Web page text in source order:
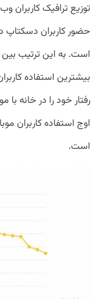
توزیع ترافیک
حضور کاربران دسکتاپ
بیشترین استفاده
رفتار خود را در خانه
است.